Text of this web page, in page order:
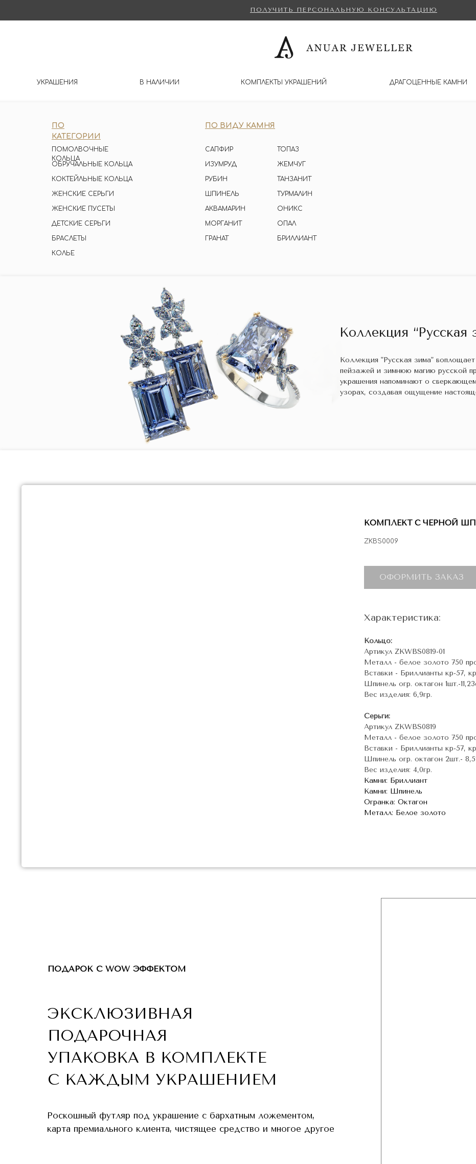
ДРАГОЦЕННЫЕ КАМНИ
УКРАШЕНИЯ КОМПЛЕКТЫ УКРАШЕНИЙ
В НАЛИЧИИ
ПОЛУЧИТЬ ПЕРСОНАЛЬНУЮ КОНСУЛЬТАЦИЮ
ПО
КАТЕГОРИИ
ПОМОЛВОЧНЫЕ
КОЛЬЦА
ОБРУЧАЛЬНЫЕ КОЛЬЦА
ЖЕНСКИЕ СЕРЬГИ
КОКТЕЙЛЬНЫЕ КОЛЬЦА
ЖЕНСКИЕ ПУСЕТЫ
ДЕТСКИЕ СЕРЬГИ
БРАСЛЕТЫ
КОЛЬЕ
ПО ВИДУ КАМНЯ
САПФИР
ИЗУМРУД
ШПИНЕЛЬ
РУБИН
АКВАМАРИН
МОРГАНИТ
ГРАНАТ БРИЛЛИАНТ
ТОПАЗ
ЖЕМЧУГ
ТУРМАЛИН
ТАНЗАНИТ
ОНИКС
ОПАЛ
Коллекция “Русская
Коллекция "Русская зима"
пейзажей и зимнюю магию русской
украшения напоминают о
узорах, создавая ощущение
КОМПЛЕКТ С ЧЕРНОЙ
ZKBS0009
ОФОРМИТЬ ЗАКАЗ
Характеристика:
Кольцо:
Артикул ZKWBS0819-01
Металл - белое золото 750
Вставки - Бриллианты кр-57,
Шпинель огр. октагон 1шт.-
Вес изделия: 6,9гр.
Серьги:
Артикул ZKWBS0819
Металл - белое золото 750
Вставки - Бриллианты кр-57,
Шпинель огр. октагон 2шт.-
Вес изделия: 4,0гр.
Камни: Бриллиант
Камни: Шпинель
Огранка: Октагон
Металл: Белое золото
ЭКСКЛЮЗИВНАЯ
ПОДАРОЧНАЯ
УПАКОВКА В КОМПЛЕКТЕ
С КАЖДЫМ УКРАШЕНИЕМ
Роскошный футляр под украшение с бархатным ложементом,
карта премиального клиента, чистящее средство и многое другое
ПОДАРОК С WOW ЭФФЕКТОМ